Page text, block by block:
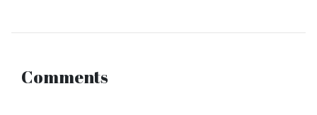
Comments